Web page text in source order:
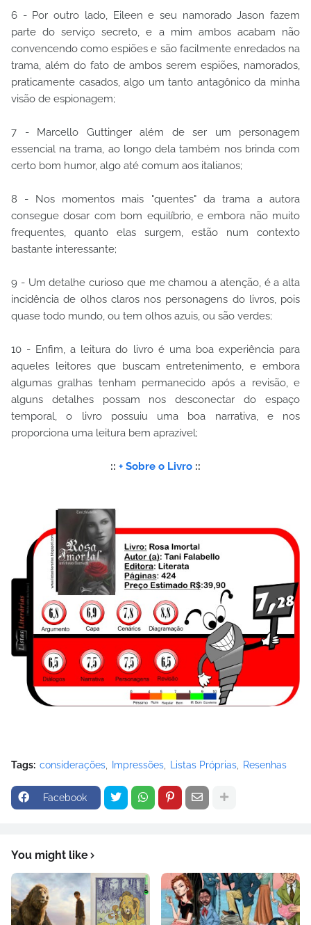
6 - Por outro lado, Eileen e seu namorado Jason fazem
parte do serviço secreto, e a mim ambos acabam não
convencendo como espiões e são facilmente enredados na
trama, além do fato de ambos serem espiões, namorados,
praticamente casados, algo um tanto antagônico da minha
visão de espionagem;
7 - Marcello Guttinger além de ser um personagem
essencial na trama, ao longo dela também nos brinda com
certo bom humor, algo até comum aos italianos;
8 - Nos momentos mais "quentes" da trama a autora
consegue dosar com bom equilíbrio, e embora não muito
frequentes, quanto elas surgem, estão num contexto
bastante interessante;
9 - Um detalhe curioso que me chamou a atenção, é a alta
incidência de olhos claros nos personagens do livros, pois
quase todo mundo, ou tem olhos azuis, ou são verdes;
10 - Enfim, a leitura do livro é uma boa experiência para
aqueles leitores que buscam entretenimento, e embora
algumas gralhas tenham permanecido após a revisão, e
alguns detalhes possam nos desconectar do espaço
temporal, o livro possuiu uma boa narrativa, e nos
proporciona uma leitura bem aprazível;
:: + Sobre o Livro ::
Tags: considerações Impressões Listas Próprias Resenhas
Facebook
You might like